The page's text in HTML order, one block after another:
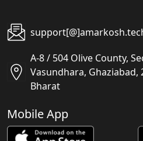
A-8 / 504 Olive County,
Vasundhara, Ghaziabad,
Bharat
Mobile App